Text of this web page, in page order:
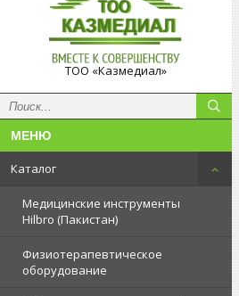
ТОО «Казмедиал»
Каталог
Медицинские инструменты
Hilbro (Пакистан)
Физиотерапевтическое
оборудование